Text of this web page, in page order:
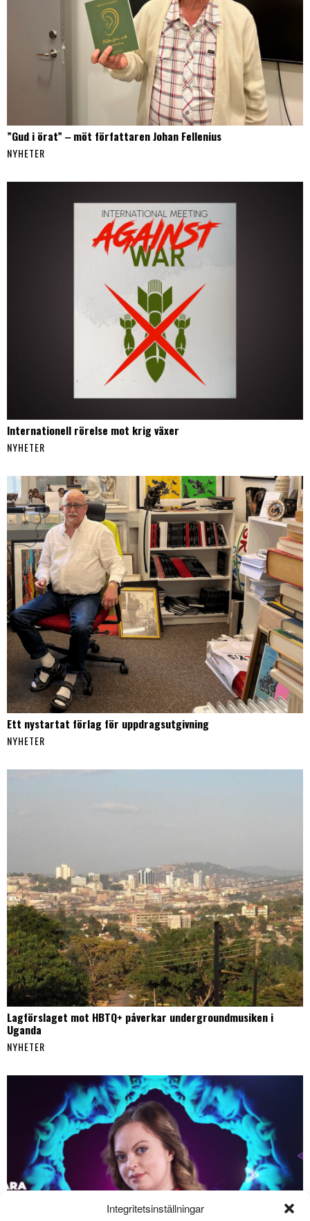
Integritetsinställningar
”Gud i örat” ‒ möt författaren Johan Fellenius
NYHETER
Internationell rörelse mot krig växer
NYHETER
Ett nystartat förlag för uppdragsutgivning
NYHETER
Lagförslaget mot HBTQ+ påverkar undergroundmusiken i
Uganda
NYHETER